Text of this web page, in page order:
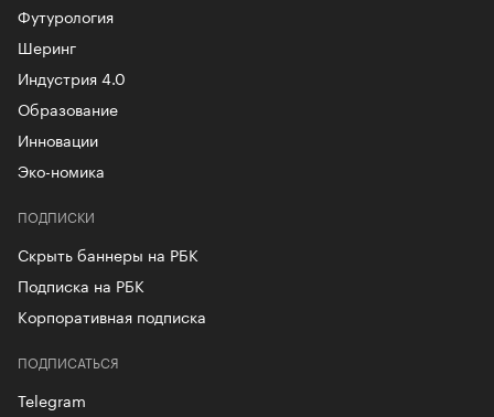
Футурология
Шеринг
Индустрия 4.0
Образование
Инновации
Эко-номика
ПОДПИСКИ
Скрыть баннеры на РБК
Подписка на РБК
Корпоративная подписка
ПОДПИСАТЬСЯ
Telegram